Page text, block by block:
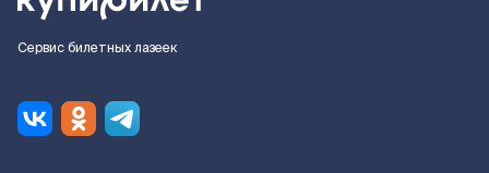
Сервис билетных лазеек